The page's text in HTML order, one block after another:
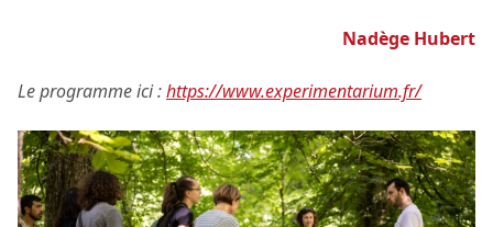
Nadège Hubert
Le programme ici :https://www.experimentarium.fr/